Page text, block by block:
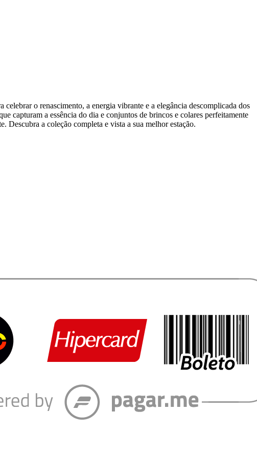
o renascimento, a energia vibrante e a elegância descomplicada dos
capturam a essência do dia e conjuntos de brincos e colares perfeitamente
Descubra a coleção completa e vista a sua melhor estação.